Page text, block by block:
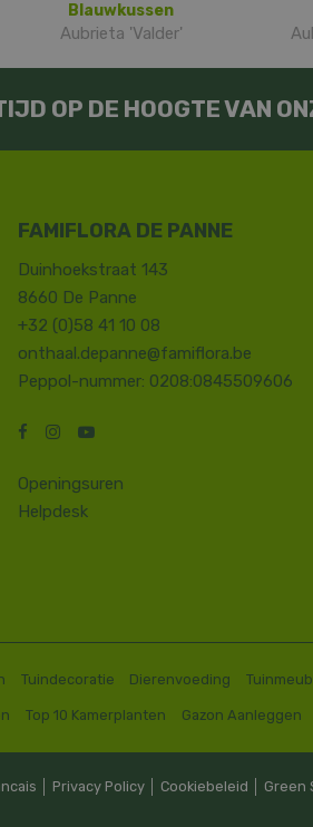
Blauwkussen
Aubrieta 'Valder'
OP DE HOOGTE VAN
FAMIFLORA DE PANNE
Duinhoekstraat 143
8660 De Panne
+32 (0)58 41 10 08
onthaal.depanne@famiflora.be
Peppol-nummer: 0208:0845509606
Openingsuren
Helpdesk
Tuindecoratie Dierenvoeding
Top 10 Kamerplanten Gazon Aanleggen
Privacy Policy Cookiebeleid Green